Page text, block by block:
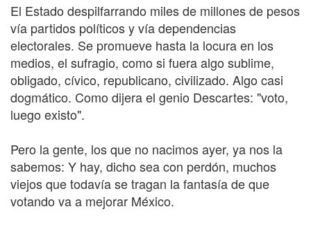
El Estado despilfarrando miles de millones de pesos
vía partidos políticos y vía dependencias
electorales. Se promueve hasta la locura en los
medios, el sufragio, como si fuera algo sublime,
obligado, cívico, republicano, civilizado. Algo casi
dogmático. Como dijera el genio Descartes: "voto,
luego existo".
Pero la gente, los que no nacimos ayer, ya nos la
sabemos: Y hay, dicho sea con perdón, muchos
viejos que todavía se tragan la fantasía de que
votando va a mejorar México.